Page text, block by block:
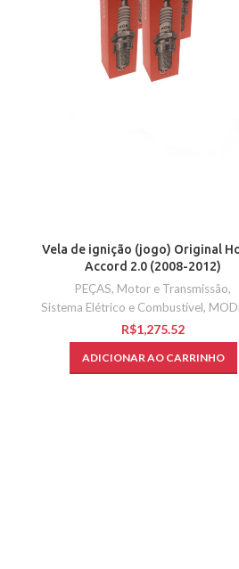
Vela de ignição (jogo) Original
Accord 2.0 (2008-2012)
PEÇAS, Motor e Transmissão,
Sistema Elétrico e Combustível,
R$
ADICIONAR AO CARRINHO